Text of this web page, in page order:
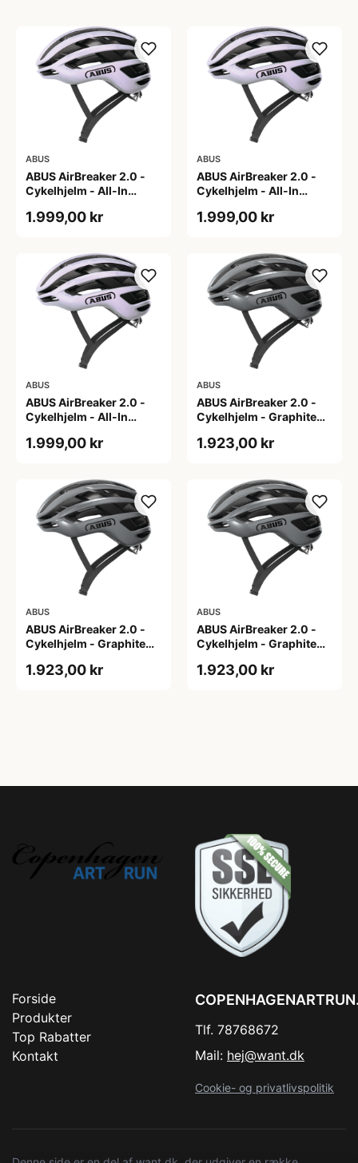
ABUS
ABUS AirBreaker 2.0 -
Cykelhjelm - All-In
1.999,00 kr
ABUS
ABUS AirBreaker 2.0 -
Cykelhjelm - All-In
1.999,00 kr
ABUS
ABUS AirBreaker 2.0 -
Cykelhjelm - All-In
1.999,00 kr
ABUS
ABUS AirBreaker 2.0 -
Cykelhjelm - Graphite
1.923,00 kr
ABUS
ABUS AirBreaker 2.0 -
Cykelhjelm - Graphite
1.923,00 kr
ABUS
ABUS AirBreaker 2.0 -
Cykelhjelm - Graphite
1.923,00 kr
Forside
Produkter
Top Rabatter
Kontakt
Tlf. 78768672
Mail: hej@want.dk
Cookie- og privatlivspolitik